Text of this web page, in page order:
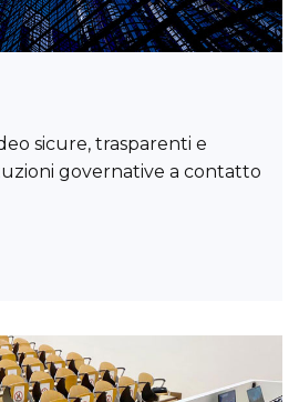
sicure, trasparenti e
governative a contatto